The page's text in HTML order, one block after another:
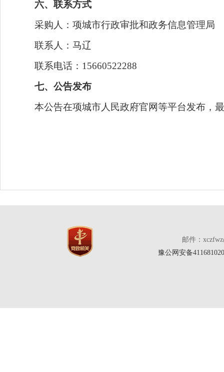
六、联系方式
采购人：项城市行政审批和政务信息管理局
联系人：马辽
联系电话：15660522288
七、公告发布
本公告在项城市人民政府官网等平台发布，最
邮件：
豫公网安备